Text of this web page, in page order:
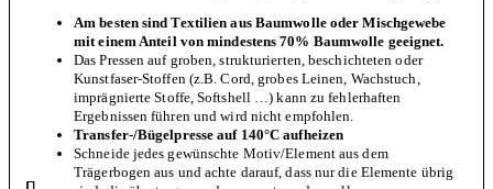
Am besten sind Textilien aus Baumwolle oder Mischgewebe
mit einem Anteil von mindestens 70% Baumwolle geeignet.
Das Pressen auf groben, strukturierten, beschichteten oder
Kunstfaser-Stoffen (z.B. Cord, grobes Leinen, Wachstuch,
imprägnierte Stoffe, Softshell …) kann zu fehlerhaften
Ergebnissen führen und wird nicht empfohlen.
Transfer-/Bügelpresse auf 140°C aufheizen
Schneide jedes gewünschte Motiv/Element aus dem
Trägerbogen aus und achte darauf, dass nur die Elemente übrig